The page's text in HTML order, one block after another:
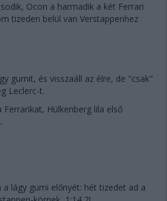
Ocon a harmadik a két Ferrari
tizeden belül van Verstappenhez
gumit, és visszaáll az élre, de "csak"
Leclerc-t.
Hülkenberg lila első
lágy gumi előnyét: hét tizedet ad a